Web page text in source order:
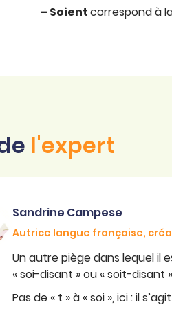
– Soientcorrespond à
l'expert
Sandrine Campese
Autrice langue française,
Un autre piège dans lequel il
« soi-disant » ou « soit-disant
Pas de « t » à « soi », ici : il